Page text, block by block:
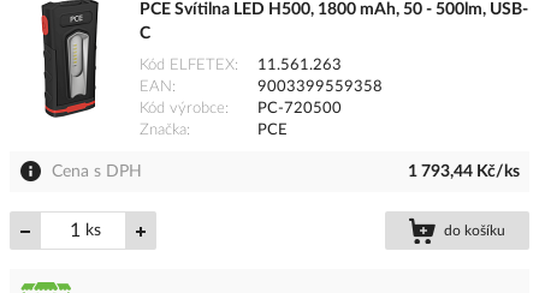
PCE Svítilna LED H500, 1800 mAh, 50 - 500lm, USB-
C
Kód ELFETEX
11.561.263
EAN
9003399559358
Kód výrobce
PC-720500
Značka
PCE
Cena s DPH 1 793,44 Kč/ks
ks do košíku